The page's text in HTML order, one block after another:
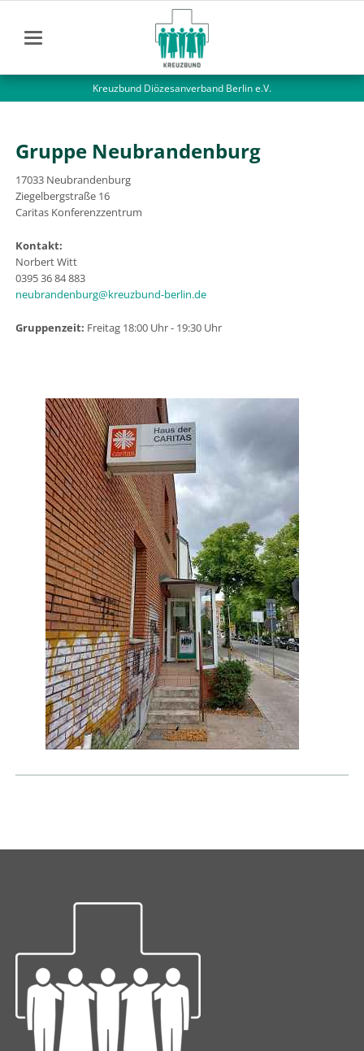
Kreuzbund Diözesanverband Berlin e.V.
Gruppe Neubrandenburg
17033 Neubrandenburg
Ziegelbergstraße 16
Caritas Konferenzzentrum
Kontakt:
Norbert Witt
0395 36 84 883
neubrandenburg@kreuzbund-berlin.de
Gruppenzeit: Freitag 18:00 Uhr - 19:30 Uhr